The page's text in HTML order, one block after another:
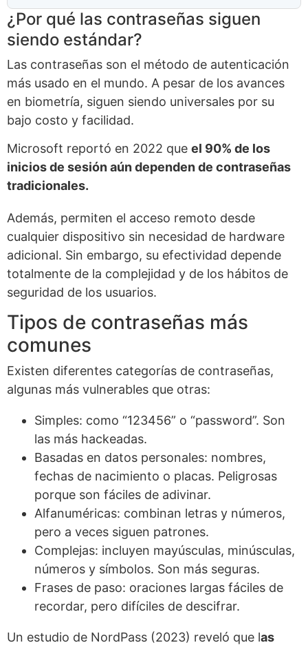
¿Por qué las contraseñas siguen
siendo estándar?
Las contraseñas son el método de autenticación
más usado en el mundo. A pesar de los avances
en biometría, siguen siendo universales por su
bajo costo y facilidad.
Microsoft reportó en 2022 que el 90% de los
inicios de sesión aún dependen de contraseñas
tradicionales.
Además, permiten el acceso remoto desde
cualquier dispositivo sin necesidad de hardware
adicional. Sin embargo, su efectividad depende
totalmente de la complejidad y de los hábitos de
seguridad de los usuarios.
Tipos de contraseñas más
comunes
Existen diferentes categorías de contraseñas,
algunas más vulnerables que otras:
Simples: como “123456” o “password”. Son
las más hackeadas.
Basadas en datos personales: nombres,
fechas de nacimiento o placas. Peligrosas
porque son fáciles de adivinar.
Alfanuméricas: combinan letras y números,
pero a veces siguen patrones.
Complejas: incluyen mayúsculas, minúsculas,
números y símbolos. Son más seguras.
Frases de paso: oraciones largas fáciles de
recordar, pero difíciles de descifrar.
Un estudio de NordPass (2023) reveló que las